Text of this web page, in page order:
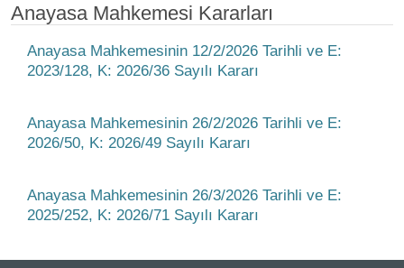
Anayasa Mahkemesi Kararları
Anayasa Mahkemesinin 12/2/2026 Tarihli ve E:
2023/128, K: 2026/36 Sayılı Kararı
Anayasa Mahkemesinin 26/2/2026 Tarihli ve E:
2026/50, K: 2026/49 Sayılı Kararı
Anayasa Mahkemesinin 26/3/2026 Tarihli ve E:
2025/252, K: 2026/71 Sayılı Kararı